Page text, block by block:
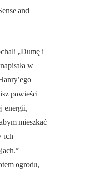
and
„Dumę i
napisała w
powieści
energii,
mieszkać
ich
ogrodu,